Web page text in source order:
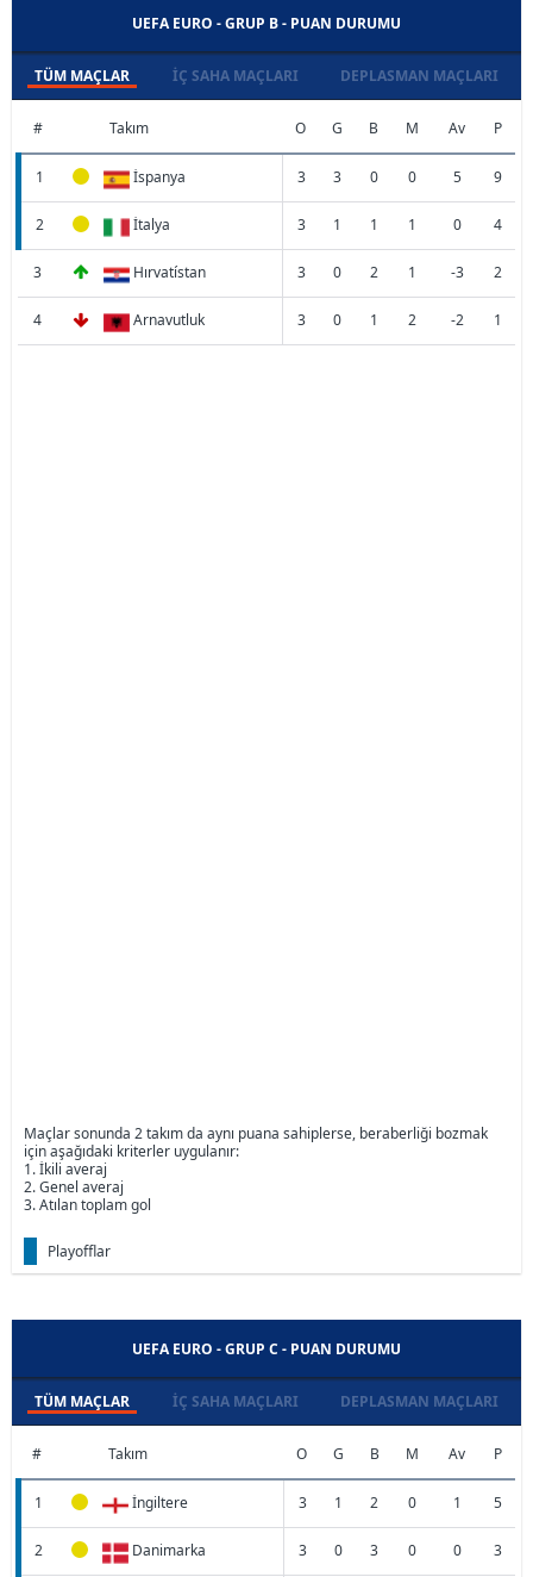
UEFA EURO - GRUP B - PUAN DURUMU
TÜM MAÇLAR İÇ SAHA MAÇLARI DEPLASMAN MAÇLARI
# Takım O G B M Av P
1 İspanya 3 3 0 0 5 9
2 İtalya 3 1 1 1 0 4
3 Hırvatístan 3 0 2 1 -3 2
4 Arnavutluk 3 0 1 2 -2 1
Maçlar sonunda 2 takım da aynı puana sahiplerse, beraberliği bozmak
için aşağıdaki kriterler uygulanır:
1. İkili averaj
2. Genel averaj
3. Atılan toplam gol
Playofflar
UEFA EURO - GRUP C - PUAN DURUMU
TÜM MAÇLAR İÇ SAHA MAÇLARI DEPLASMAN MAÇLARI
# Takım O G B M Av P
1 İngiltere 3 1 2 0 1 5
2 Danimarka 3 0 3 0 0 3